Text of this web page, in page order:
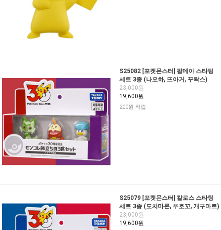
S25082 [포켓몬스터] 팔데아 스타팅
세트 3종 (나오하, 뜨아거, 꾸왁스)
23,000원
19,600원
200원 적립
S25079 [포켓몬스터] 칼로스 스타팅
세트 3종 (도치마론, 푸호꼬, 개구마르)
23,000원
19,600원